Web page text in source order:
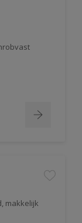
makkelijk